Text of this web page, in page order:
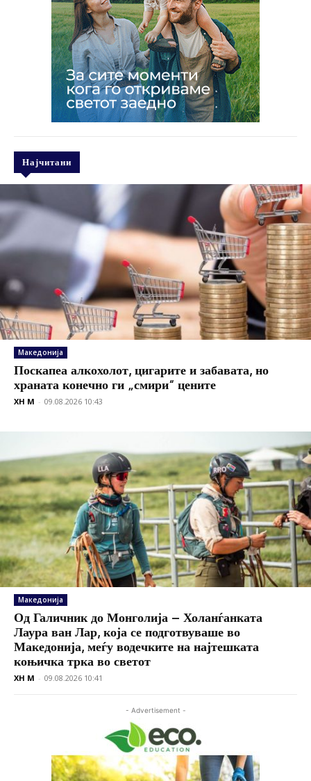
Најчитани
Македонија
Поскапеа алкохолот, цигарите и забавата, но
храната конечно ги „смири“ цените
XH M - 09.08.2026 10:43
Македонија
Од Галичник до Монголија – Холанѓанката
Лаура ван Лар, која се подготвуваше во
Македонија, меѓу водечките на најтешката
коњичка трка во светот
XH M - 09.08.2026 10:41
- Advertisement -